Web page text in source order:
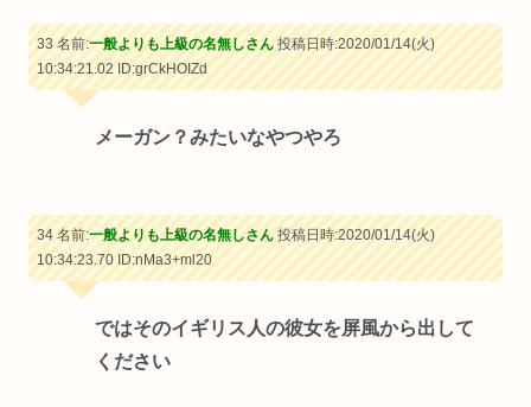
33 名前:一般よりも上級の名無しさん投稿日時:2020/01/14(火)
10:34:21.02ID:grCkHOIZd
メーガン？みたいなやつやろ
34 名前:一般よりも上級の名無しさん投稿日時:2020/01/14(火)
10:34:23.70ID:nMa3+ml20
ではそのイギリス人の彼女を屏風から出して
ください